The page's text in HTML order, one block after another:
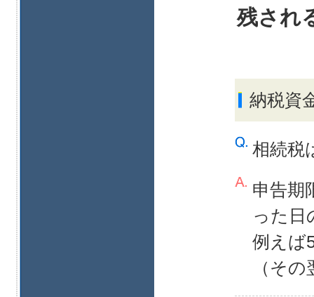
残され
納税資
相続税
申告期
った日
例えば
（そ